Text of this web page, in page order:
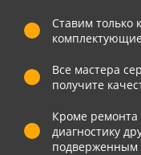
Ставим только
комплектующие
Все мастера
получите
Кроме
диагностику
подверженным